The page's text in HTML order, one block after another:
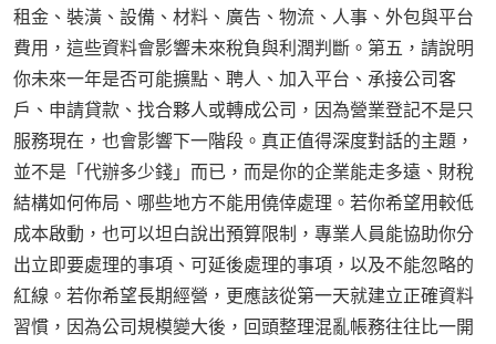
租金、裝潢、設備、材料、廣告、物流、人事、外包與平台
費用，這些資料會影響未來稅負與利潤判斷。第五，請說明
你未來一年是否可能擴點、聘人、加入平台、承接公司客
戶、申請貸款、找合夥人或轉成公司，因為營業登記不是只
服務現在，也會影響下一階段。真正值得深度對話的主題，
並不是「代辦多少錢」而已，而是你的企業能走多遠、財稅
結構如何佈局、哪些地方不能用僥倖處理。若你希望用較低
成本啟動，也可以坦白說出預算限制，專業人員能協助你分
出立即要處理的事項、可延後處理的事項，以及不能忽略的
紅線。若你希望長期經營，更應該從第一天就建立正確資料
習慣，因為公司規模變大後，回頭整理混亂帳務往往比一開